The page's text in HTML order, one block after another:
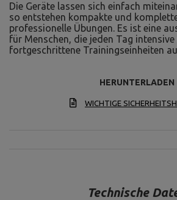
Die Geräte lassen sich einfach
so entstehen kompakte und
professionelle Übungen. Es ist eine
für Menschen, die jeden Tag intensive
fortgeschrittene Trainingseinheiten
HERUNTERLADEN
WICHTIGE
Technische